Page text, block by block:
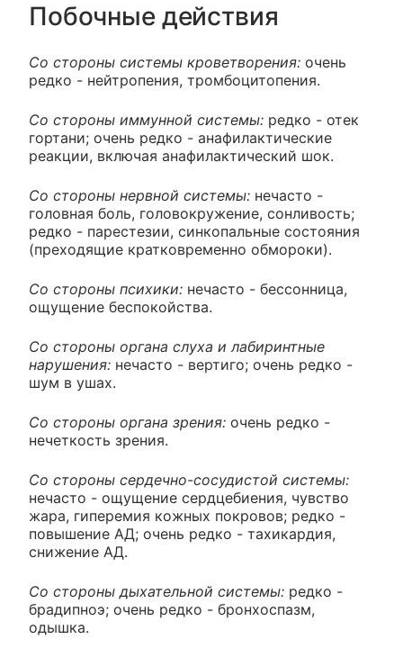
Побочные действия
Со стороны системы кроветворения: очень
редко - нейтропения, тромбоцитопения.
Со стороны иммунной системы: редко - отек
гортани; очень редко - анафилактические
реакции, включая анафилактический шок.
Со стороны нервной системы: нечасто -
головная боль, головокружение, сонливость;
редко - парестезии, синкопальные состояния
(преходящие кратковременно обмороки).
Со стороны психики: нечасто - бессонница,
ощущение беспокойства.
Со стороны органа слуха и лабиринтные
нарушения: нечасто - вертиго; очень редко -
шум в ушах.
Со стороны органа зрения: очень редко -
нечеткость зрения.
Со стороны сердечно-сосудистой системы:
нечасто - ощущение сердцебиения, чувство
жара, гиперемия кожных покровов; редко -
повышение АД; очень редко - тахикардия,
снижение АД.
Со стороны дыхательной системы: редко -
брадипноэ; очень редко - бронхоспазм,
одышка.